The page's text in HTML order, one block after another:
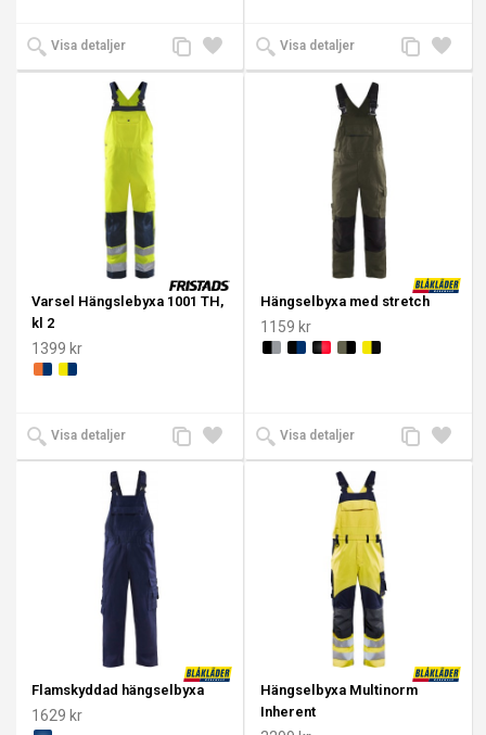
Visa detaljer
Lägg
till i
Lägg
till
Visa detaljer
Lägg
till i
Lägg
till
Varsel Hängslebyxa 1001 TH,
kl 2
1399 kr
Visa detaljer
Lägg
till i
Lägg
till
Hängselbyxa med stretch
1159 kr
Visa detaljer
Lägg
till i
Lägg
till
Flamskyddad hängselbyxa
1629 kr
Hängselbyxa Multinorm
Inherent